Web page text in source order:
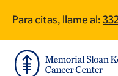
main
content
footer
Para citas, llame al: